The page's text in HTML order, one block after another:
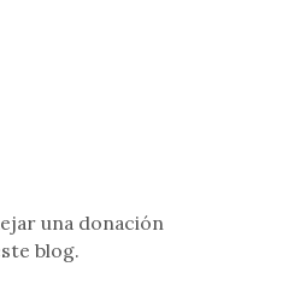
una donación
blog.